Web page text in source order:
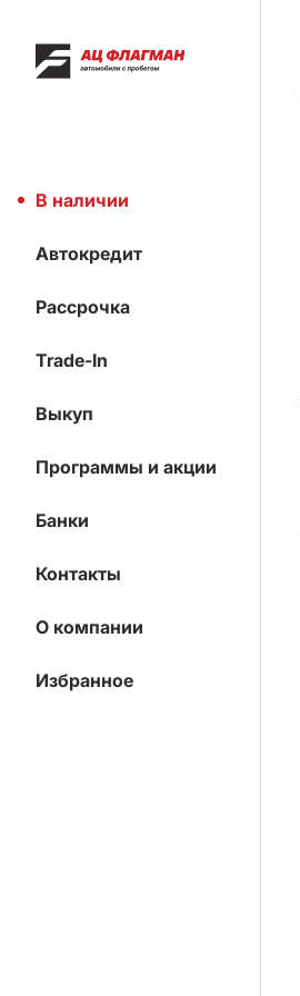
В наличии
Автокредит
Рассрочка
Trade-In
Выкуп
Программы и акции
Банки
Контакты
О компании
Избранное